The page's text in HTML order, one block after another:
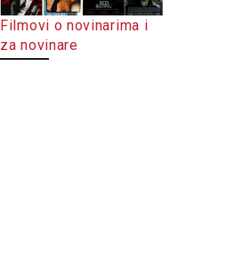
Filmovi o novinarima i
za novinare